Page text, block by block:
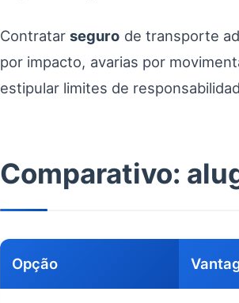
Contratarseguro de transporte
por impacto, avarias por
estipular limites de
Comparativo:
Opção